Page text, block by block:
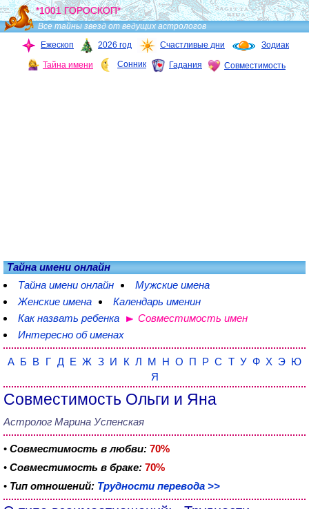
*1001 ГОРОСКОП*
Все тайны звезд от ведущих астрологов
Ежескоп
2026 год Счастливые дни Зодиак
Тайна имени Сонник Гадания Совместимость
Тайна имени онлайн
Тайна имени онлайн
Мужские имена
Женские имена
Календарь именин
Как назвать ребенка
Совместимость имен
Интересно об именах
А Б В Г Д Е Ж З И К Л М Н О П Р С Т У Ф Х Э Ю
Я
Совместимость Ольги и Яна
Астролог Марина Успенская
• Совместимость в любви: 70%
• Совместимость в браке: 70%
• Тип отношений: Трудности перевода >>